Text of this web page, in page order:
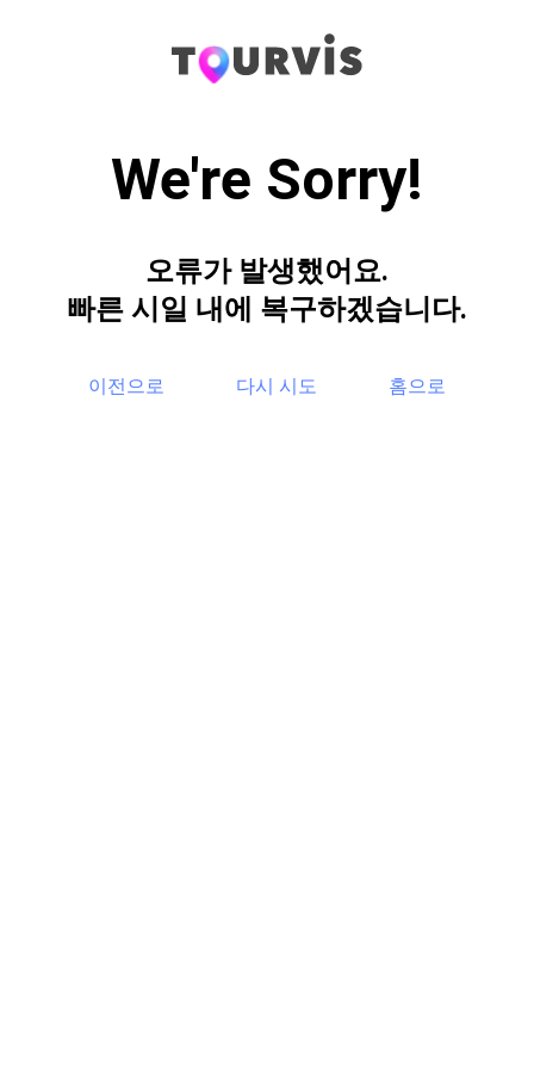
We're Sorry!
오류가 발생했어요.
빠른 시일 내에 복구하겠습니다.
이전으로 다시 시도 홈으로